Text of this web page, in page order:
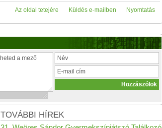
Nyomtatás
Küldés e-mailben
Az oldal tetejére
TOVÁBBI HÍREK